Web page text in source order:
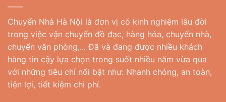
Chuyển Nhà Hà Nội là đơn vị có kinh nghiệm lâu đời
trong việc vận chuyển đồ đạc, hàng hóa, chuyển nhà,
chuyển văn phòng,... Đã và đang được nhiều khách
hàng tin cậy lựa chọn trong suốt nhiều năm vừa qua
với những tiêu chí nổi bật như: Nhanh chóng, an toàn,
tiện lợi, tiết kiệm chi phí.